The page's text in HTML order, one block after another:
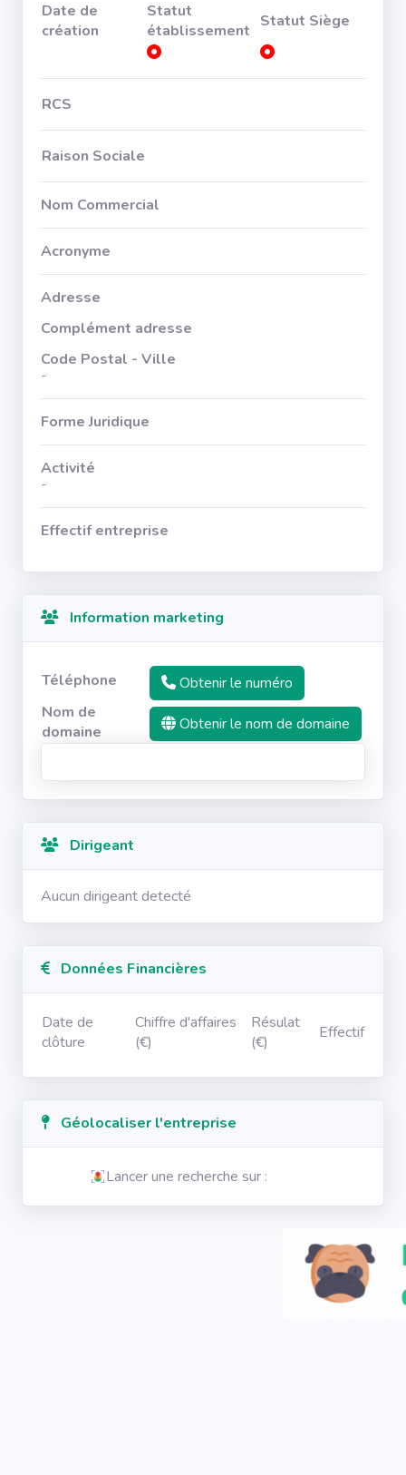
Date de
création
Statut
établissement Statut Siège
RCS
Raison Sociale
Nom Commercial
Acronyme
Adresse
Complément adresse
Code Postal - Ville
-
Forme Juridique
Activité
-
Effectif entreprise
Information marketing
Téléphone
Obtenir le numéro
Nom de
domaine
Obtenir le nom de domaine
Dirigeant
Aucun dirigeant detecté
Données Financières
Date de
clôture
Chiffre d'affaires
(€)
Résulat
(€)
Effectif
Géolocaliser l'entreprise
Lancer une recherche sur :